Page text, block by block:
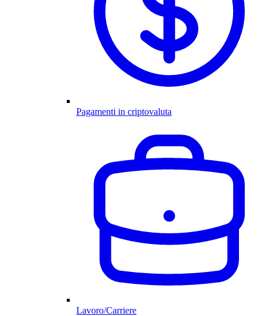
Pagamenti in criptovaluta
Lavoro/Carriere